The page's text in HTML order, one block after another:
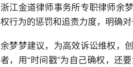
浙江金道律师事务所专职律师余
权行为的惩罚和追责力度，明确
余梦梦建议，为高效诉讼维权，
者，用“时间戳”为自己确权，还